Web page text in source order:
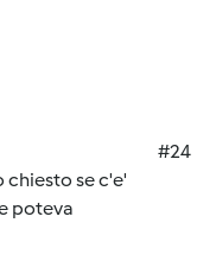
#24
chiesto se c'e'
poteva